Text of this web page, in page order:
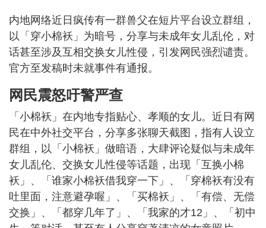
内地网络近日疯传有一群兽父在短片平台设立群组，
以「穿小棉袄」为暗号，分享与未成年女儿乱伦，对
话甚至涉及互相交换女儿性侵，引发网民强烈谴责。
官方至发稿时未就事件有通报。
网民震怒吁警严查
「小棉袄」在内地专指贴心、孝顺的女儿。近日有网
民在中外社交平台，分享多张聊天截图，指有人设立
群组，以「小棉袄」做暗语，大肆评论疑似与未成年
女儿乱伦、交换女儿性侵等话题，出现「互换小棉
袄」、「谁家小棉袄借我穿一下」、「穿棉袄有没有
吐里面，注意避孕喔」、「买棉袄」、「有偿、无偿
交换」、「都穿几年了」、「我家的才12」、「初中